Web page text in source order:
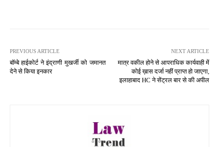
PREVIOUS ARTICLE
बॉम्बे हाईकोर्ट ने इंद्राणी मुखर्जी को जमानत
देने से किया इनकार
NEXT ARTICLE
मात्र वकील होने से आपराधिक कार्यवाही में
कोई ख़ास दर्जा नहीं प्राप्त हो जाएगा,
इलाहाबाद HC ने सेंट्रल बार से की अपील